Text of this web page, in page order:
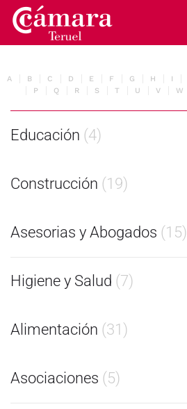
Skip to main content
A B C D E F G H I
P
Q R S T U V W
Educación (4)
Construcción (19)
Asesorias y Abogados (15)
Higiene y Salud (7)
Alimentación (31)
Asociaciones (5)